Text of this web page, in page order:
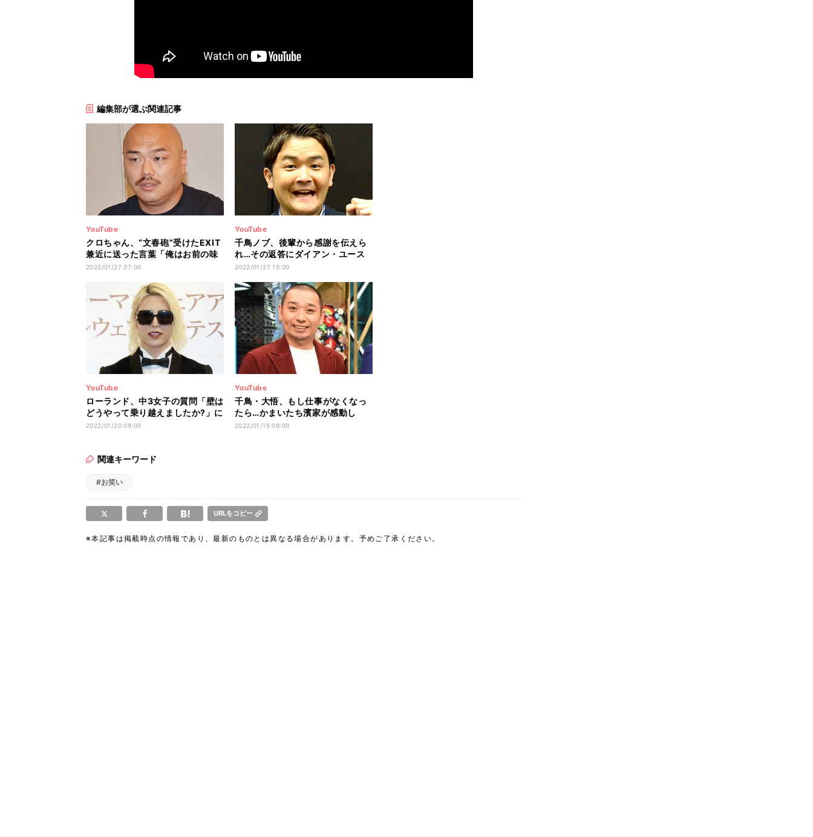
編集部が選ぶ関連記事
YouTube
クロちゃん、“文春砲”受けたEXIT
兼近に送った言葉「俺はお前の味
方だよ」
2022/01/27 07:00
YouTube
千鳥ノブ、後輩から感謝を伝えら
れ…その返答にダイアン・ユース
ケが感動
2022/01/27 10:00
YouTube
ローランド、中3女子の質問「壁は
どうやって乗り越えましたか?」に
名言回答
2022/01/20 09:00
YouTube
千鳥・大悟、もし仕事がなくなっ
たら…かまいたち濱家が感動し
た“名言”
2022/01/15 09:00
関連キーワード
#お笑い
URLをコピー
※本記事は掲載時点の情報であり、最新のものとは異なる場合があります。予めご了承ください。